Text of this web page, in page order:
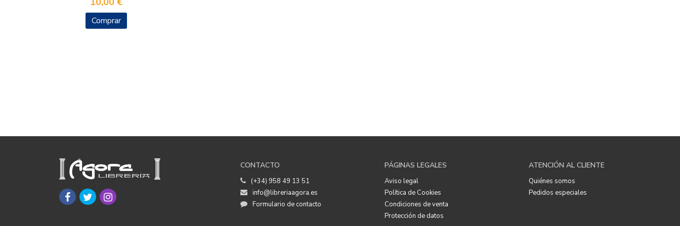
Comprar
CONTACTO
(+34) 958 49 13 51
info@libreriaagora.es
Formulario de contacto
PÁGINAS LEGALES
Aviso legal
Política de Cookies
Condiciones de venta
Protección de datos
ATENCIÓN AL CLIENTE
Quiénes somos
Pedidos especiales